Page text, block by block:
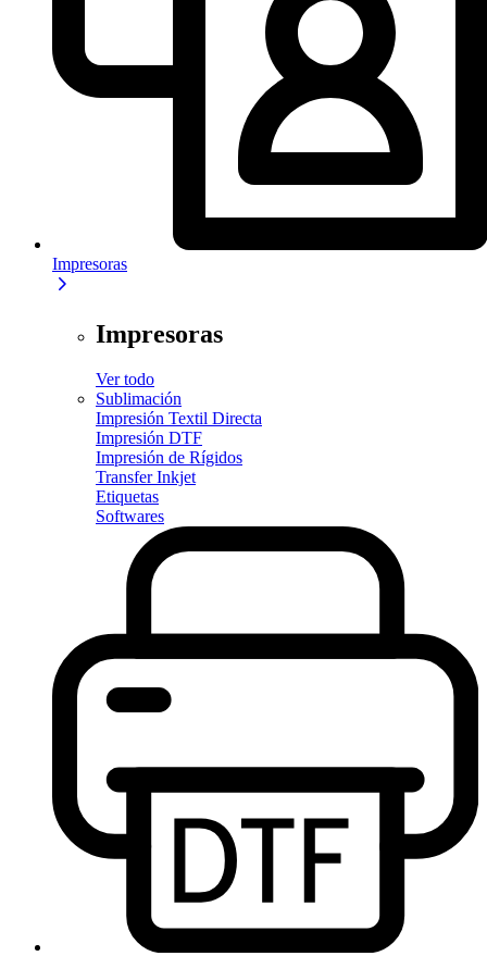
Impresoras
Impresoras
Ver todo
Sublimación
Impresión Textil Directa
Impresión DTF
Impresión de Rígidos
Transfer Inkjet
Etiquetas
Softwares